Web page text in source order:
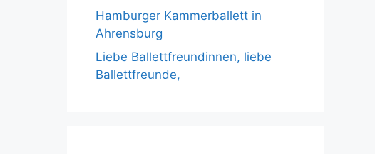
Hamburger Kammerballett in
Ahrensburg
Liebe Ballettfreundinnen, liebe
Ballettfreunde,